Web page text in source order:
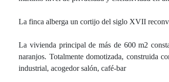
La finca alberga un cortijo del siglo XVII
La vivienda principal de más de 600 m2
naranjos. Totalmente domotizada, construida
industrial, acogedor salón, café-bar